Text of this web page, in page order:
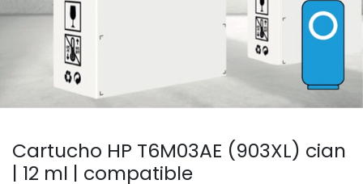
Cartucho HP T6M03AE (903XL) cian
| 12 ml | compatible